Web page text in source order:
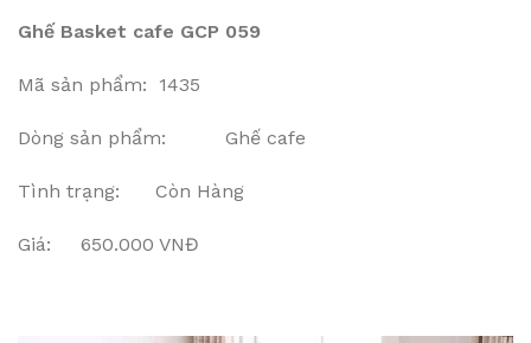
Ghế Basket cafe GCP 059
Mã sản phẩm: 1435
Dòng sản phẩm: Ghế cafe
Tình trạng: Còn Hàng
Giá: 650.000 VNĐ